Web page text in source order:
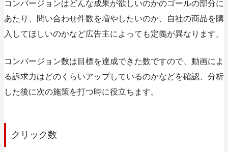
コンバージョンはどんな成果が欲しいのかのゴールの部分に
あたり、問い合わせ件数を増やしたいのか、自社の商品を購
入してほしいのかなど広告主によっても定義が異なります。
コンバージョン数は目標を達成できた数ですので、動画によ
る訴求力はどのくらいアップしているのかなどを確認、分析
した後に次の施策を打つ時に役立ちます。
クリック数